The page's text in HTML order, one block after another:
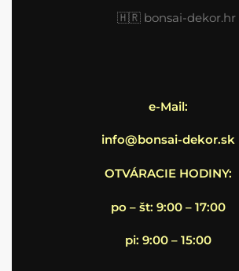
🇭🇷 bonsai-dekor.hr
e-Mail:
info@bonsai-dekor.sk
OTVÁRACIE HODINY:
po – št: 9:00 – 17:00
pi: 9:00 – 15:00